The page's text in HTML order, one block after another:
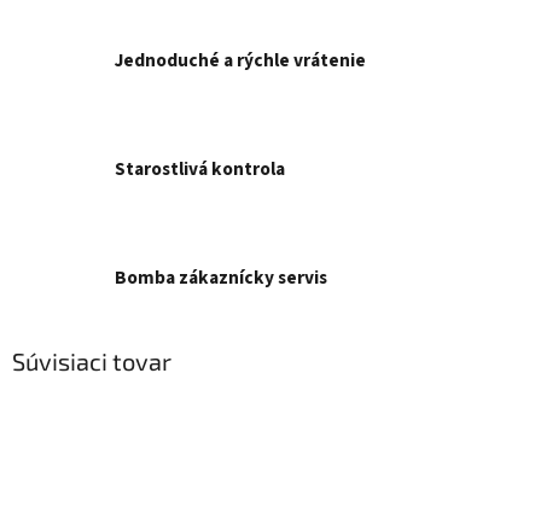
Jednoduché a rýchle vrátenie
Starostlivá kontrola
Bomba zákaznícky servis
Súvisiaci tovar